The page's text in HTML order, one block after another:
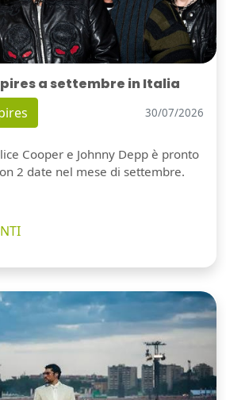
a settembre in Italia
30/07/2026
Cooper e Johnny Depp è pronto
2 date nel mese di settembre.